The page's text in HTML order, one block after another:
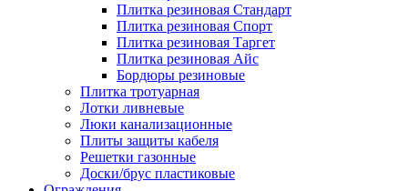
Плитка резиновая Стандарт
Плитка резиновая Спорт
Плитка резиновая Таргет
Плитка резиновая Айс
Бордюры резиновые
Плитка тротуарная
Лотки ливневые
Люки канализационные
Плиты защиты кабеля
Решетки газонные
Доски/брус пластиковые